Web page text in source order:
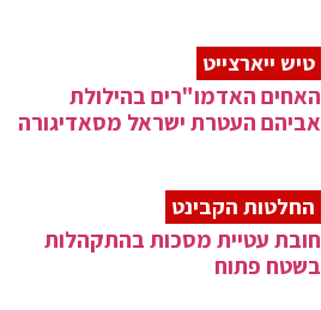
טיש ייארצייט
האחים האדמו"רים בהילולת
אביהם העטרת ישראל מסאדיגורה
החלטות הקבינט
חובת עטיית מסכות בהתקהלות
בשטח פתוח